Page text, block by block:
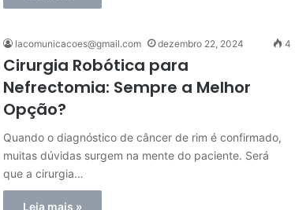
lacomunicacoes@gmail.com dezembro 22, 2024 4
Cirurgia Robótica para
Nefrectomia: Sempre a Melhor
Opção?
Quando o diagnóstico de câncer de rim é confirmado,
muitas dúvidas surgem na mente do paciente. Será
que a cirurgia…
Leia mais »